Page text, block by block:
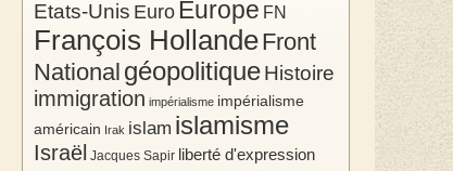
Etats-Unis Euro Europe FN
François HollandeFront
National géopolitiqueHistoire
immigration impérialisme impérialisme
américain Irak islam islamisme
Israël Jacques Sapir liberté d'expression